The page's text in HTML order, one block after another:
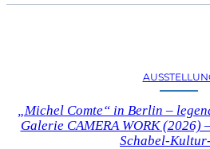
„Michel Comte“ in Berlin –
Galerie CAMERA WORK (2026)
Schabel-